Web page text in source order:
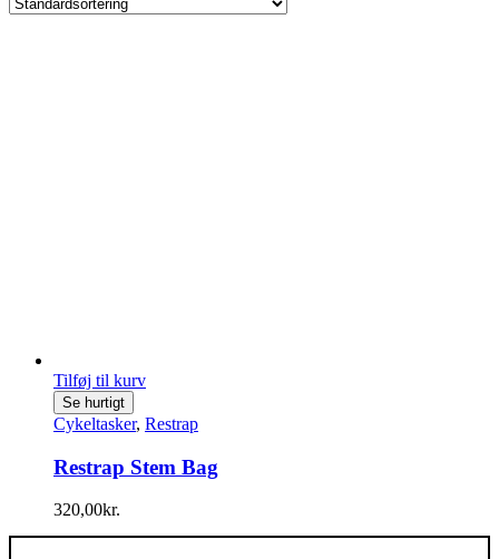
Tilføj til kurv
Se hurtigt
Cykeltasker, Restrap
Restrap Stem Bag
320,00kr.